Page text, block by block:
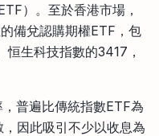
）。至於香港市場，
備兌認購期權ETF，包
生科技指數的3417，
普遍比傳統指數ETF為
因此吸引不少以收息為